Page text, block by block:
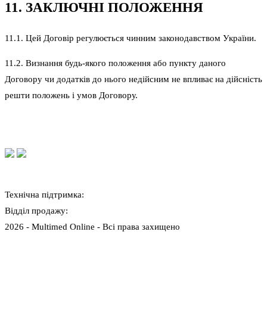
11. ЗАКЛЮЧНІ ПОЛОЖЕННЯ
11.1. Цей Договір регулюється чинним законодавством України.
11.2. Визнання будь-якого положення або пункту даного
Договору чи додатків до нього недійсним не впливає на дійсність
решти положень і умов Договору.
Технічна підтримка:
Відділ продажу:
2026 - Multimed Online - Всі права захищено